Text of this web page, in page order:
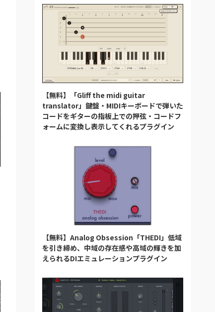
【無料】「Gliff the midi guitar
translator」鍵盤・MIDIキーボードで弾いた
コードをギターの指板上での押弦・コードフ
ォームに変換し表示してくれるプラグイン
【無料】Analog Obsession「THEDI」低域
を引き締め、中域の存在感や高域の輝きを加
えられるDIエミュレーションプラグイン